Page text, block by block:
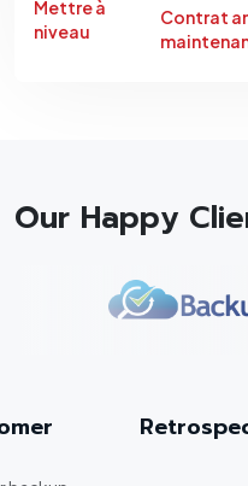
Mettre à
niveau
Contrat
Our Happy